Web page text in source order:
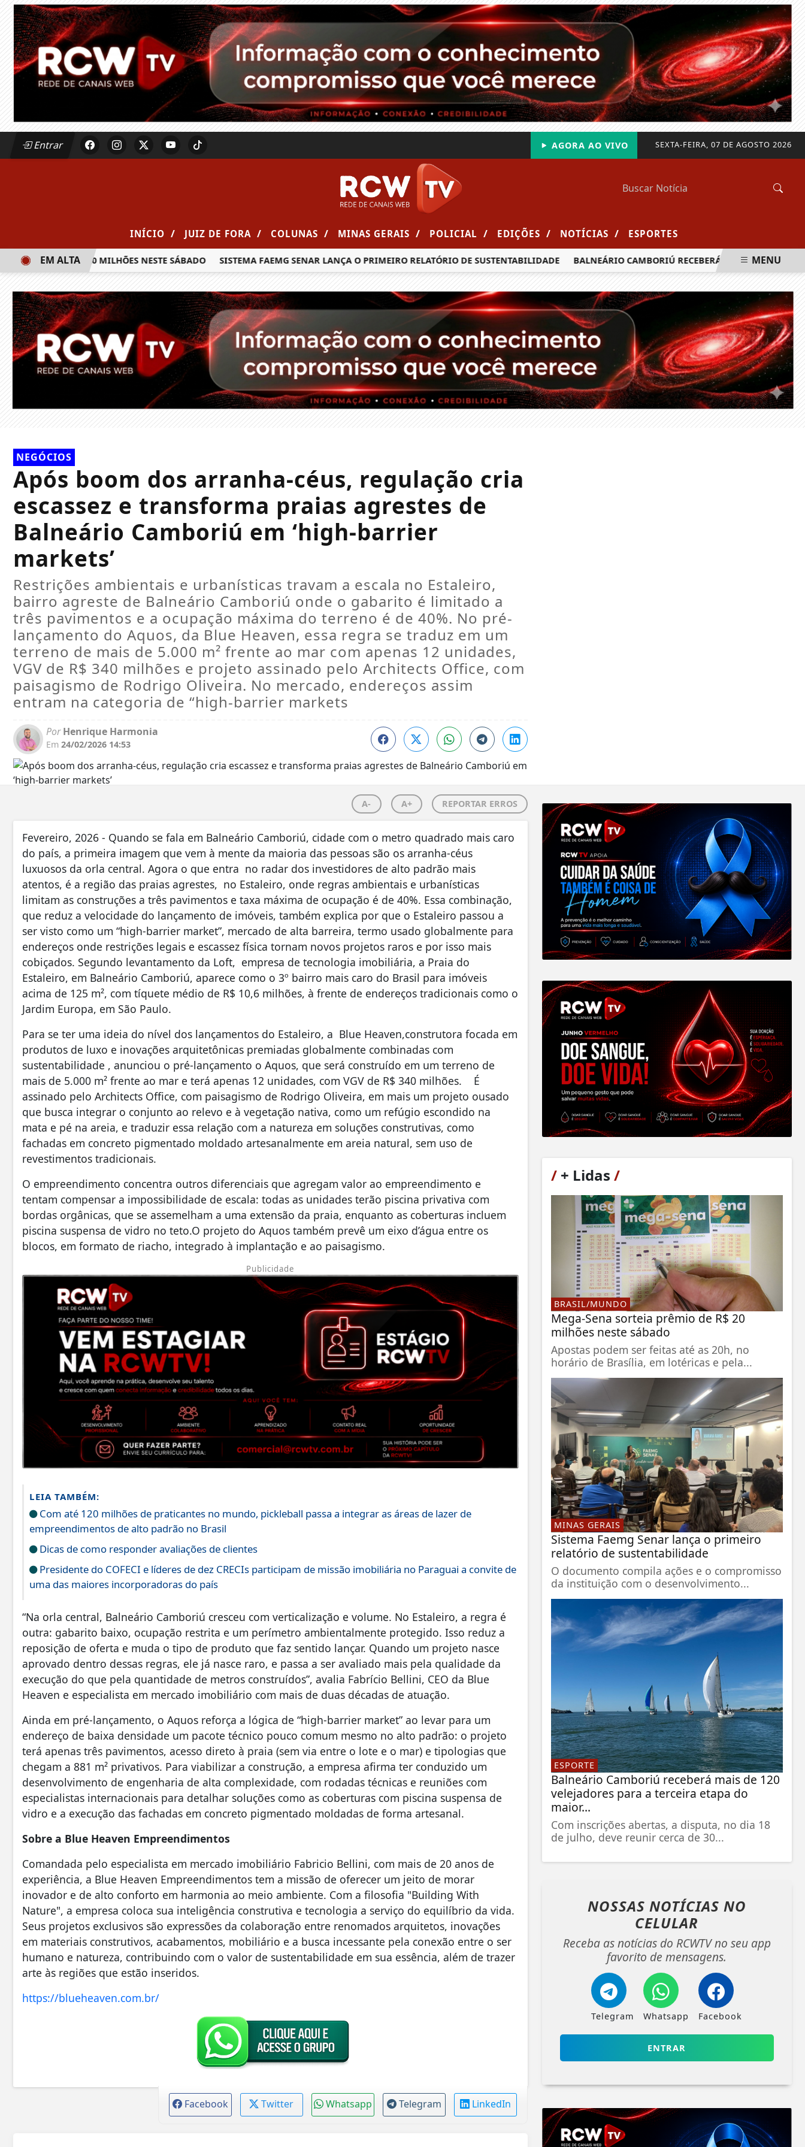
Entrar SEXTA-FEIRA, 07 DE AGOSTO 2026
AGORA AO VIVO
INÍCIO / JUIZ DE FORA / COLUNAS / MINAS GERAIS / POLICIAL / EDIÇÕES / NOTÍCIAS / ESPORTES
PRÊMIO DE R$ 20 MILHÕES NESTE SÁBADO SISTEMA FAEMG SENAR LANÇA O PRIMEIRO RELATÓRIO DE SUSTENTABILIDADE BALNEÁRIO CAMBORIÚ RECEBERÁ MAIS DE 120
EM ALTA MENU
NEGÓCIOS
Após boom dos arranha-céus, regulação cria
escassez e transforma praias agrestes de
Balneário Camboriú em ‘high-barrier
markets’
Restrições ambientais e urbanísticas travam a escala no Estaleiro,
bairro agreste de Balneário Camboriú onde o gabarito é limitado a
três pavimentos e a ocupação máxima do terreno é de 40%. No pré-
lançamento do Aquos, da Blue Heaven, essa regra se traduz em um
terreno de mais de 5.000 m² frente ao mar com apenas 12 unidades,
VGV de R$ 340 milhões e projeto assinado pelo Architects Office, com
paisagismo de Rodrigo Oliveira. No mercado, endereços assim
entram na categoria de “high-barrier markets
PorHenrique Harmonia
Em 24/02/2026 14:53
A- A+ REPORTAR ERROS
Fevereiro, 2026 - Quando se fala em Balneário Camboriú, cidade com o metro quadrado mais caro
do país, a primeira imagem que vem à mente da maioria das pessoas são os arranha-céus
luxuosos da orla central. Agora o que entra no radar dos investidores de alto padrão mais
atentos, é a região das praias agrestes, no Estaleiro, onde regras ambientais e urbanísticas
limitam as construções a três pavimentos e taxa máxima de ocupação é de 40%. Essa combinação,
que reduz a velocidade do lançamento de imóveis, também explica por que o Estaleiro passou a
ser visto como um “high-barrier market”, mercado de alta barreira, termo usado globalmente para
endereços onde restrições legais e escassez física tornam novos projetos raros e por isso mais
cobiçados. Segundo levantamento da Loft, empresa de tecnologia imobiliária, a Praia do
Estaleiro, em Balneário Camboriú, aparece como o 3º bairro mais caro do Brasil para imóveis
acima de 125 m², com tíquete médio de R$ 10,6 milhões, à frente de endereços tradicionais como o
Jardim Europa, em São Paulo.
Para se ter uma ideia do nível dos lançamentos do Estaleiro, a Blue Heaven,construtora focada em
produtos de luxo e inovações arquitetônicas premiadas globalmente combinadas com
sustentabilidade , anunciou o pré-lançamento o Aquos, que será construído em um terreno de
mais de 5.000 m² frente ao mar e terá apenas 12 unidades, com VGV de R$ 340 milhões. É
assinado pelo Architects Office, com paisagismo de Rodrigo Oliveira, em mais um projeto ousado
que busca integrar o conjunto ao relevo e à vegetação nativa, como um refúgio escondido na
mata e pé na areia, e traduzir essa relação com a natureza em soluções construtivas, como
fachadas em concreto pigmentado moldado artesanalmente em areia natural, sem uso de
revestimentos tradicionais.
O empreendimento concentra outros diferenciais que agregam valor ao empreendimento e
tentam compensar a impossibilidade de escala: todas as unidades terão piscina privativa com
bordas orgânicas, que se assemelham a uma extensão da praia, enquanto as coberturas incluem
piscina suspensa de vidro no teto.O projeto do Aquos também prevê um eixo d’água entre os
blocos, em formato de riacho, integrado à implantação e ao paisagismo.
Publicidade
LEIA TAMBÉM:
Com até 120 milhões de praticantes no mundo, pickleball passa a integrar as áreas de lazer de
empreendimentos de alto padrão no Brasil
Dicas de como responder avaliações de clientes
Presidente do COFECI e líderes de dez CRECIs participam de missão imobiliária no Paraguai a convite de
uma das maiores incorporadoras do país
“Na orla central, Balneário Camboriú cresceu com verticalização e volume. No Estaleiro, a regra é
outra: gabarito baixo, ocupação restrita e um perímetro ambientalmente protegido. Isso reduz a
reposição de oferta e muda o tipo de produto que faz sentido lançar. Quando um projeto nasce
aprovado dentro dessas regras, ele já nasce raro, e passa a ser avaliado mais pela qualidade da
execução do que pela quantidade de metros construídos”, avalia Fabrício Bellini, CEO da Blue
Heaven e especialista em mercado imobiliário com mais de duas décadas de atuação.
Ainda em pré-lançamento, o Aquos reforça a lógica de “high-barrier market” ao levar para um
endereço de baixa densidade um pacote técnico pouco comum mesmo no alto padrão: o projeto
terá apenas três pavimentos, acesso direto à praia (sem via entre o lote e o mar) e tipologias que
chegam a 881 m² privativos. Para viabilizar a construção, a empresa afirma ter conduzido um
desenvolvimento de engenharia de alta complexidade, com rodadas técnicas e reuniões com
especialistas internacionais para detalhar soluções como as coberturas com piscina suspensa de
vidro e a execução das fachadas em concreto pigmentado moldadas de forma artesanal.
Sobre a Blue Heaven Empreendimentos
Comandada pelo especialista em mercado imobiliário Fabricio Bellini, com mais de 20 anos de
experiência, a Blue Heaven Empreendimentos tem a missão de oferecer um jeito de morar
inovador e de alto conforto em harmonia ao meio ambiente. Com a filosofia "Building With
Nature", a empresa coloca sua inteligência construtiva e tecnologia a serviço do equilíbrio da vida.
Seus projetos exclusivos são expressões da colaboração entre renomados arquitetos, inovações
em materiais construtivos, acabamentos, mobiliário e a busca incessante pela conexão entre o ser
humano e natureza, contribuindo com o valor de sustentabilidade em sua essência, além de trazer
arte às regiões que estão inseridos.
https://blueheaven.com.br/
Facebook Twitter Whatsapp Telegram LinkedIn
/+ Lidas /
BRASIL/MUNDO
Mega-Sena sorteia prêmio de R$ 20
milhões neste sábado
Apostas podem ser feitas até as 20h, no
horário de Brasília, em lotéricas e pela...
MINAS GERAIS
Sistema Faemg Senar lança o primeiro
relatório de sustentabilidade
O documento compila ações e o compromisso
da instituição com o desenvolvimento...
ESPORTE
Balneário Camboriú receberá mais de 120
velejadores para a terceira etapa do
maior...
Com inscrições abertas, a disputa, no dia 18
de julho, deve reunir cerca de 30...
NOSSAS NOTÍCIAS NO
CELULAR
Receba as notícias do RCWTV no seu app
favorito de mensagens.
Telegram Whatsapp Facebook
ENTRAR